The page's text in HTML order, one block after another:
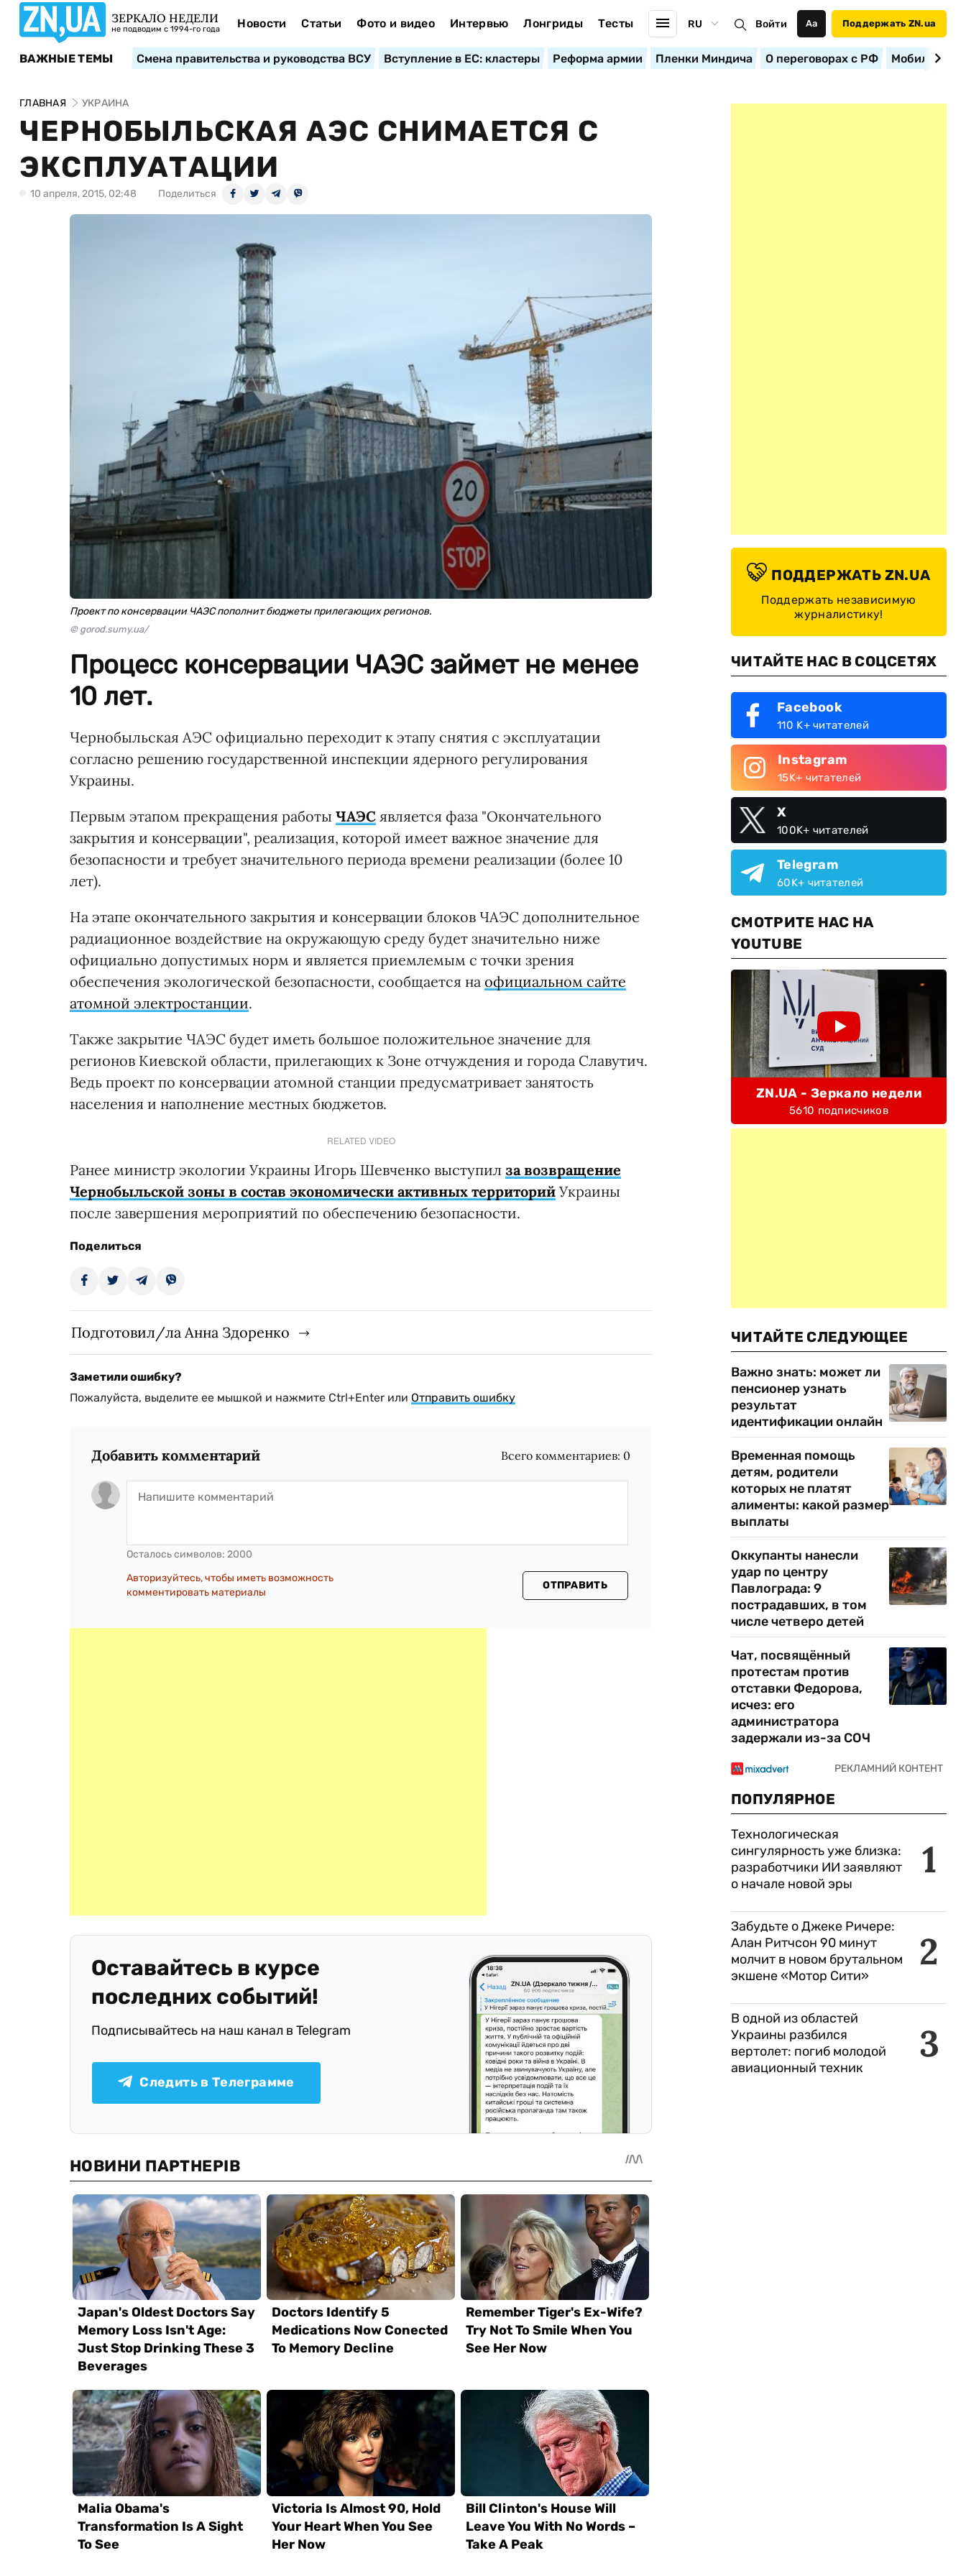
ЗЕРКАЛО НЕДЕЛИ
не подводим с 1994-го года Новости Статьи Фото и видео Интервью Лонгриды Тесты RU Войти Аа Поддержать ZN.ua
ВАЖНЫЕ ТЕМЫ Смена правительства и руководства ВСУ Вступление в ЕС: кластеры Реформа армии Пленки Миндича О переговорах с РФ
ГЛАВНАЯ УКРАИНА
ЧЕРНОБЫЛЬСКАЯ АЭС СНИМАЕТСЯ С
ЭКСПЛУАТАЦИИ
10 апреля, 2015, 02:48 Поделиться
Проект по консервации ЧАЭС пополнит бюджеты прилегающих регионов.
© gorod.sumy.ua/
Процесс консервации ЧАЭС займет не менее
10 лет.
Чернобыльская АЭС официально переходит к этапу снятия с эксплуатации
согласно решению государственной инспекции ядерного регулирования
Украины.
Первым этапом прекращения работы ЧАЭС является фаза "Окончательного
закрытия и консервации", реализация, которой имеет важное значение для
безопасности и требует значительного периода времени реализации (более 10
лет).
На этапе окончательного закрытия и консервации блоков ЧАЭС дополнительное
радиационное воздействие на окружающую среду будет значительно ниже
официально допустимых норм и является приемлемым с точки зрения
обеспечения экологической безопасности, сообщается на официальном сайте
атомной электростанции.
Также закрытие ЧАЭС будет иметь большое положительное значение для
регионов Киевской области, прилегающих к Зоне отчуждения и города Славутич.
Ведь проект по консервации атомной станции предусматривает занятость
населения и наполнение местных бюджетов.
RELATED VIDEO
Ранее министр экологии Украины Игорь Шевченко выступил за возвращение
Чернобыльской зоны в состав экономически активных территорий Украины
после завершения мероприятий по обеспечению безопасности.
Поделиться
Подготовил/ла Анна Здоренко
Заметили ошибку?
Пожалуйста, выделите ее мышкой и нажмите Ctrl+Enter или Отправить ошибку
Добавить комментарий Всего комментариев: 0
Осталось символов: 2000
Авторизуйтесь, чтобы иметь возможность
комментировать материалы
ОТПРАВИТЬ
Оставайтесь в курсе
последних событий!
Подписывайтесь на наш канал в Telegram
Следить в Телеграмме
ПОДДЕРЖАТЬ ZN.UA
Поддержать независимую
журналистику!
ЧИТАЙТЕ НАС В СОЦСЕТЯХ
Facebook
110 K+ читателей
Instagram
15K+ читателей
X
100K+ читателей
Telegram
60K+ читателей
СМОТРИТЕ НАС НА
YOUTUBE
ZN.UA - Зеркало недели
5610 подписчиков
ЧИТАЙТЕ СЛЕДУЮЩЕЕ
Важно знать: может ли
пенсионер узнать
результат
идентификации онлайн
Временная помощь
детям, родители
которых не платят
алименты: какой размер
выплаты
Оккупанты нанесли
удар по центру
Павлограда: 9
пострадавших, в том
числе четверо детей
Чат, посвящённый
протестам против
отставки Федорова,
исчез: его
администратора
задержали из-за СОЧ
ПОПУЛЯРНОЕ
1
Технологическая
сингулярность уже близка:
разработчики ИИ заявляют
о начале новой эры
2
Забудьте о Джеке Ричере:
Алан Ритчсон 90 минут
молчит в новом брутальном
экшене «Мотор Сити»
3
В одной из областей
Украины разбился
вертолет: погиб молодой
авиационный техник